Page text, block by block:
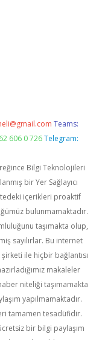
Teams:
606 0 726 Telegram:
Bilgi Teknolojileri
bir Yer Sağlayıcı
içerikleri proaktif
bulunmamaktadır.
taşımakta olup,
sayılırlar. Bu internet
ile hiçbir bağlantısı
makaleler
niteliği taşımamakta
yapılmamaktadır.
tamamen tesadüfidir.
bir bilgi paylaşım